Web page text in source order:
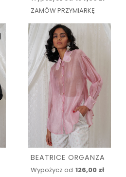
ZAMÓW PRZYMIARKĘ
BEATRICE ORGANZA
Wypożycz od 126,00 zł